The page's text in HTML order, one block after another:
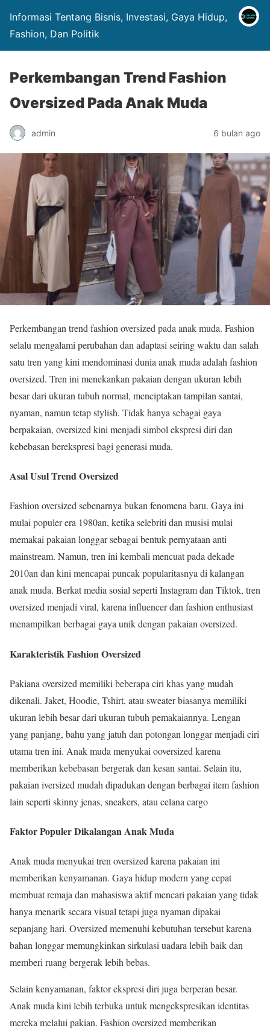
Informasi Tentang Bisnis, Investasi, Gaya Hidup,
Fashion, Dan Politik
Perkembangan Trend Fashion
Oversized Pada Anak Muda
admin 6 bulan ago
Perkembangan trend fashion oversized pada anak muda. Fashion
selalu mengalami perubahan dan adaptasi seiring waktu dan salah
satu tren yang kini mendominasi dunia anak muda adalah fashion
oversized. Tren ini menekankan pakaian dengan ukuran lebih
besar dari ukuran tubuh normal, menciptakan tampilan santai,
nyaman, namun tetap stylish. Tidak hanya sebagai gaya
berpakaian, oversized kini menjadi simbol ekspresi diri dan
kebebasan berekspresi bagi generasi muda.
Asal Usul Trend Oversized
Fashion oversized sebenarnya bukan fenomena baru. Gaya ini
mulai populer era 1980an, ketika selebriti dan musisi mulai
memakai pakaian longgar sebagai bentuk pernyataan anti
mainstream. Namun, tren ini kembali mencuat pada dekade
2010an dan kini mencapai puncak popularitasnya di kalangan
anak muda. Berkat media sosial seperti Instagram dan Tiktok, tren
oversized menjadi viral, karena influencer dan fashion enthusiast
menampilkan berbagai gaya unik dengan pakaian oversized.
Karakteristik Fashion Oversized
Pakiana oversized memiliki beberapa ciri khas yang mudah
dikenali. Jaket, Hoodie, Tshirt, atau sweater biasanya memiliki
ukuran lebih besar dari ukuran tubuh pemakaiannya. Lengan
yang panjang, bahu yang jatuh dan potongan longgar menjadi ciri
utama tren ini. Anak muda menyukai ooversized karena
memberikan kebebasan bergerak dan kesan santai. Selain itu,
pakaian iversized mudah dipadukan dengan berbagai item fashion
lain seperti skinny jenas, sneakers, atau celana cargo
Faktor Populer Dikalangan Anak Muda
Anak muda menyukai tren oversized karena pakaian ini
memberikan kenyamanan. Gaya hidup modern yang cepat
membuat remaja dan mahasiswa aktif mencari pakaian yang tidak
hanya menarik secara visual tetapi juga nyaman dipakai
sepanjang hari. Oversized memenuhi kebutuhan tersebut karena
bahan longgar memungkinkan sirkulasi uadara lebih baik dan
memberi ruang bergerak lebih bebas.
Selain kenyamanan, faktor ekspresi diri juga berperan besar.
Anak muda kini lebih terbuka untuk mengekspresikan identitas
mereka melalui pakian. Fashion oversized memberikan